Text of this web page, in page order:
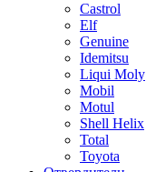
Castrol
Elf
Genuine
Idemitsu
Liqui Moly
Mobil
Motul
Shell Helix
Total
Toyota